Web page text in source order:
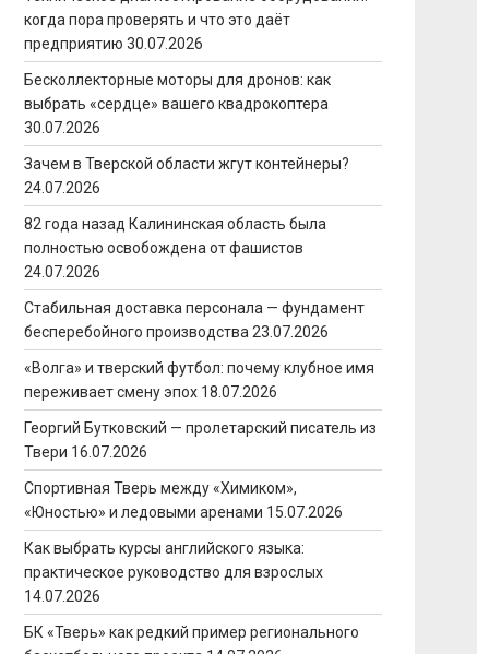
когда пора проверять и что это даёт
предприятию 30.07.2026
Бесколлекторные моторы для дронов: как
выбрать «сердце» вашего квадрокоптера
30.07.2026
Зачем в Тверской области жгут контейнеры?
24.07.2026
82 года назад Калининская область была
полностью освобождена от фашистов
24.07.2026
Стабильная доставка персонала — фундамент
бесперебойного производства 23.07.2026
«Волга» и тверский футбол: почему клубное имя
переживает смену эпох 18.07.2026
Георгий Бутковский — пролетарский писатель из
Твери 16.07.2026
Спортивная Тверь между «Химиком»,
«Юностью» и ледовыми аренами 15.07.2026
Как выбрать курсы английского языка:
практическое руководство для взрослых
14.07.2026
БК «Тверь» как редкий пример регионального